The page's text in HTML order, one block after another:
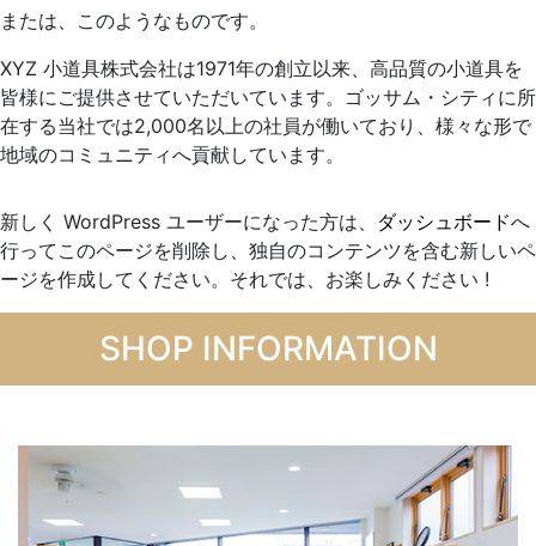
または、このようなものです。
XYZ 小道具株式会社は1971年の創立以来、高品質の小道具を
皆様にご提供させていただいています。ゴッサム・シティに所
在する当社では2,000名以上の社員が働いており、様々な形で
地域のコミュニティへ貢献しています。
新しく WordPress ユーザーになった方は、 ダッシュボードへ
行ってこのページを削除し、独自のコンテンツを含む新しいペ
ージを作成してください。それでは、お楽しみください !
SHOP INFORMATION